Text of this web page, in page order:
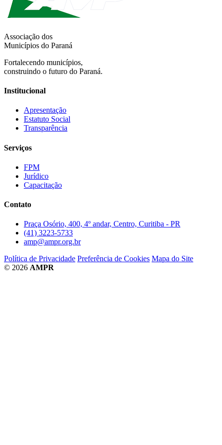
Associação dos
Municípios do Paraná
Fortalecendo municípios,
construindo o futuro do Paraná.
Institucional
Apresentação
Estatuto Social
Transparência
Serviços
FPM
Jurídico
Capacitação
Contato
Praça Osório, 400, 4º andar, Centro, Curitiba - PR
(41) 3223-5733
amp@ampr.org.br
Política de Privacidade Preferência de Cookies Mapa do Site
© 2026 AMPR